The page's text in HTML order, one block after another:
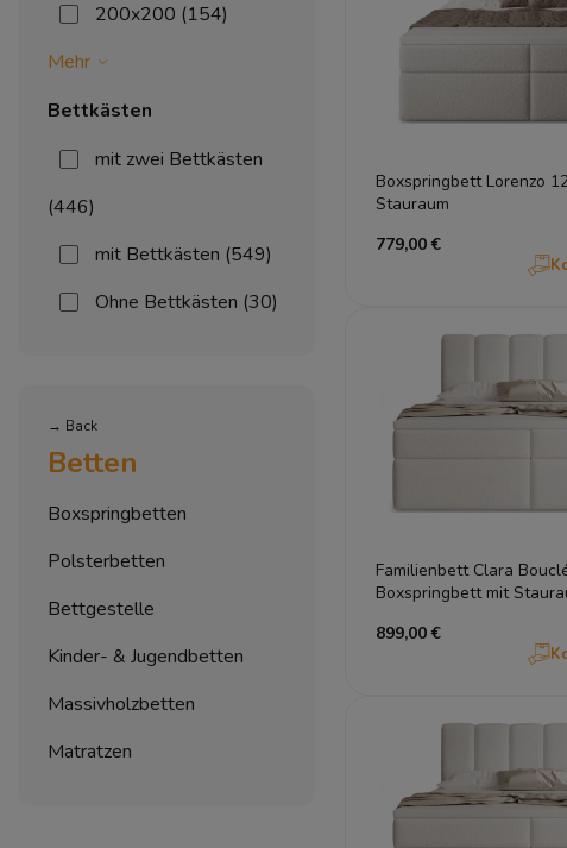
Bettkästen
mit zwei Bettkästen
(446)
mit Bettkästen (549)
Ohne Bettkästen (30)
200x200 (154)
Mehr
→ Back
Betten
Boxspringbetten
Polsterbetten
Bettgestelle
Kinder- & Jugendbetten
Massivholzbetten
Matratzen
Boxspringbett Lorenzo
Stauraum
779,00 €
Familienbett Clara
Boxspringbett mit
899,00 €